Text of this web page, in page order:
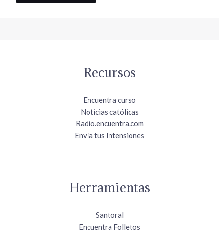
Recursos
Encuentra curso
Noticias católicas
Radio.encuentra.com
Envía tus Intensiones
Herramientas
Santoral
Encuentra Folletos